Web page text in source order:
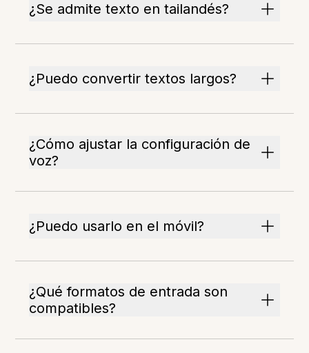
¿Se admite texto en tailandés?
¿Puedo convertir textos largos?
¿Cómo ajustar la configuración de
voz?
¿Puedo usarlo en el móvil?
¿Qué formatos de entrada son
compatibles?